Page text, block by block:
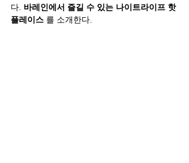
다. 바레인에서 즐길 수 있는 나이트라이프 핫
플레이스 를 소개한다.